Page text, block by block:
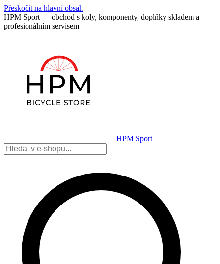
Přeskočit na hlavní obsah
HPM Sport — obchod s koly, komponenty, doplňky skladem a
profesionálním servisem
HPM Sport